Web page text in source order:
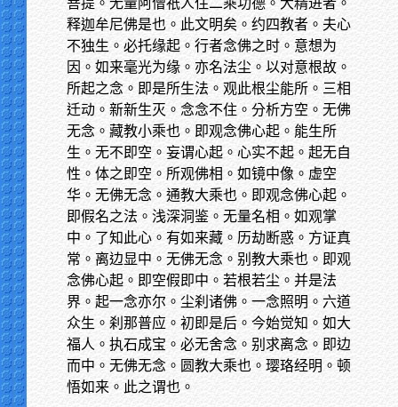
菩提。无量阿僧祇人住二乘功德。大精进者。
释迦牟尼佛是也。此文明矣。约四教者。夫心
不独生。必托缘起。行者念佛之时。意想为
因。如来毫光为缘。亦名法尘。以对意根故。
所起之念。即是所生法。观此根尘能所。三相
迁动。新新生灭。念念不住。分析方空。无佛
无念。藏教小乘也。即观念佛心起。能生所
生。无不即空。妄谓心起。心实不起。起无自
性。体之即空。所观佛相。如镜中像。虚空
华。无佛无念。通教大乘也。即观念佛心起。
即假名之法。浅深洞鉴。无量名相。如观掌
中。了知此心。有如来藏。历劫断惑。方证真
常。离边显中。无佛无念。别教大乘也。即观
念佛心起。即空假即中。若根若尘。并是法
界。起一念亦尔。尘刹诸佛。一念照明。六道
众生。刹那普应。初即是后。今始觉知。如大
福人。执石成宝。必无舍念。别求离念。即边
而中。无佛无念。圆教大乘也。璎珞经明。顿
悟如来。此之谓也。